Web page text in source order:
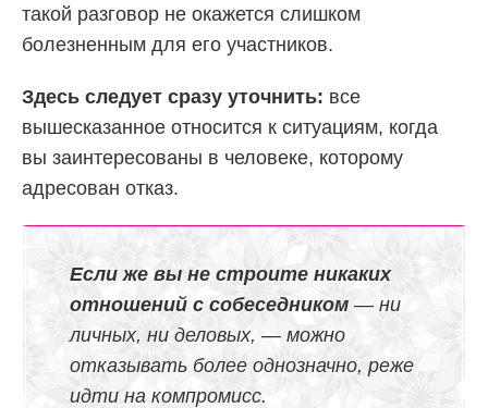
такой разговор не окажется слишком
болезненным для его участников.
Здесь следует сразу уточнить: все
вышесказанное относится к ситуациям, когда
вы заинтересованы в человеке, которому
адресован отказ.
Если же вы не строите никаких
отношений с собеседником — ни
личных, ни деловых, — можно
отказывать более однозначно, реже
идти на компромисс.